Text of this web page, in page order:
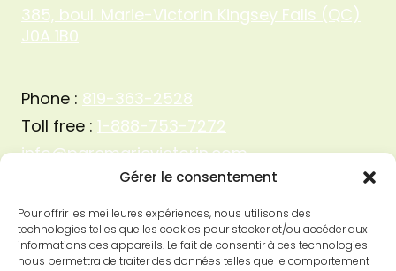
Gérer le consentement
Pour offrir les meilleures expériences, nous utilisons des
technologies telles que les cookies pour stocker et/ou accéder aux
informations des appareils. Le fait de consentir à ces technologies
nous permettra de traiter des données telles que le comportement
385, boul. Marie-Victorin Kingsey Falls (QC)
J0A 1B0
Phone : 819-363-2528
Toll free : 1-888-753-7272
info@parcmarievictorin.com